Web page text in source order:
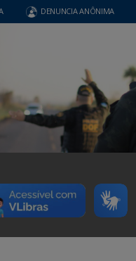
DENUNCIA ANÔNIMA